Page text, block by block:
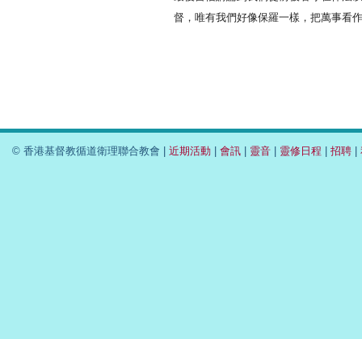
督，唯有我們好像保羅一樣，把萬事看
© 香港基督教循道衛理聯合教會 | 近期活動 | 會訊 | 靈音 | 靈修日程 | 招聘 |